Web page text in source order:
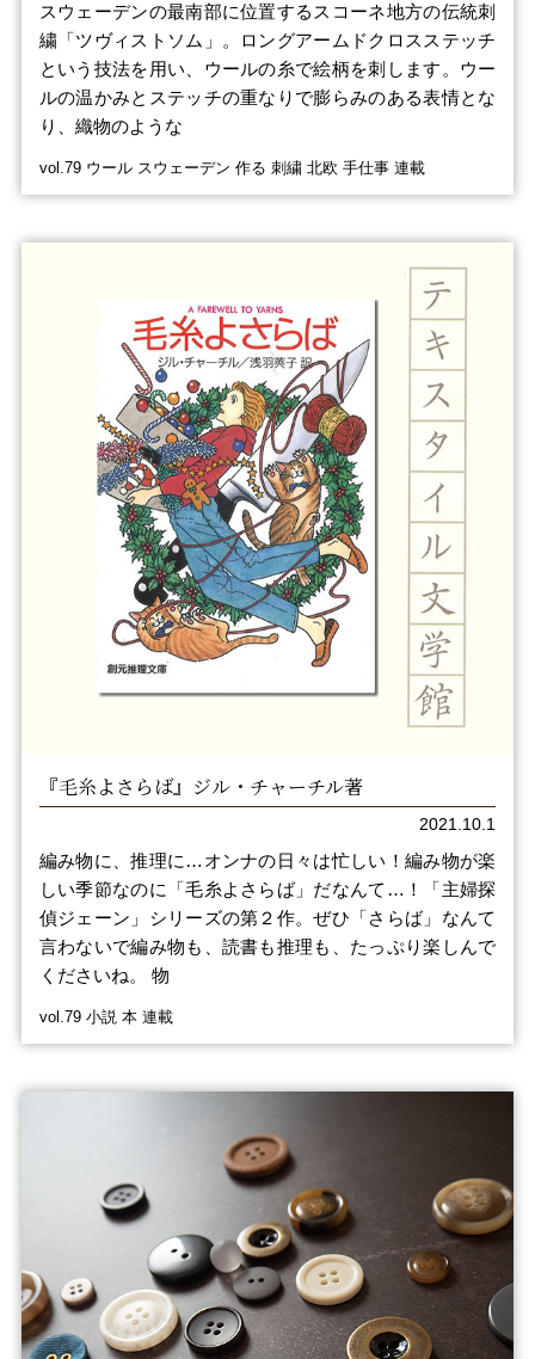
スウェーデンの最南部に位置するスコーネ地方の伝統刺
繍「ツヴィストソム」。ロングアームドクロスステッチ
という技法を用い、ウールの糸で絵柄を刺します。ウー
ルの温かみとステッチの重なりで膨らみのある表情とな
り、織物のような
vol.79 ウール スウェーデン 作る 刺繍 北欧 手仕事 連載
『毛糸よさらば』ジル・チャーチル著
2021.10.1
編み物に、推理に…オンナの日々は忙しい！編み物が楽
しい季節なのに「毛糸よさらば」だなんて…！「主婦探
偵ジェーン」シリーズの第２作。ぜひ「さらば」なんて
言わないで編み物も、読書も推理も、たっぷり楽しんで
くださいね。 物
vol.79 小説 本 連載